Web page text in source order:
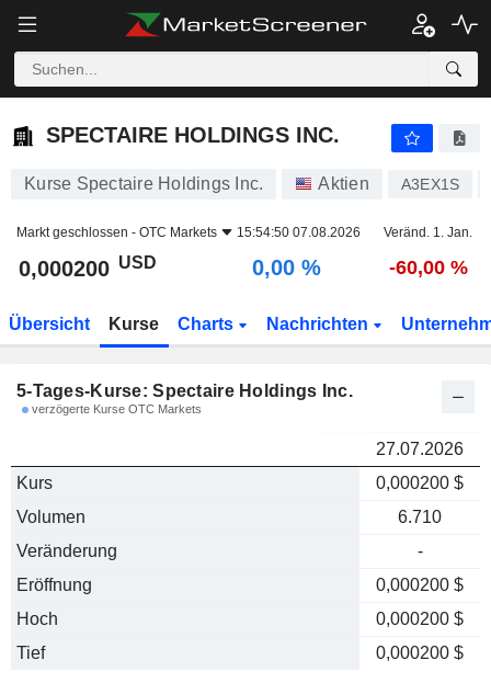
SPECTAIRE HOLDINGS INC. 0,000200
SPECTAIRE HOLDINGS INC.
Kurse Spectaire Holdings Inc. Aktien A3EX1S
Markt geschlossen - OTC Markets 15:54:50 07.08.2026 Veränd. 1. Jan.
0,000200 USD 0,00 % -60,00 %
Übersicht Kurse Charts Nachrichten
5-Tages-Kurse: Spectaire Holdings Inc.
verzögerte Kurse OTC Markets
27.07.2026
Kurs
0,000200 $
Volumen
6.710
Veränderung
-
Eröffnung
0,000200 $
Hoch
0,000200 $
Tief
0,000200 $